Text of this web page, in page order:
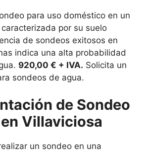
para uso doméstico en un
por su suelo
de sondeos exitosos en
indica una alta probabilidad
920,00 € + IVA. Solicita un
sondeos de agua.
de Sondeo
Villaviciosa
un sondeo en una